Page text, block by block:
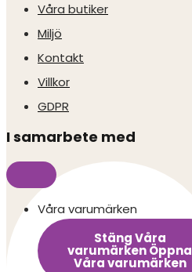
Våra butiker
Miljö
Kontakt
Villkor
GDPR
I samarbete med
Våra varumärken
Stäng Våra
varumärkenÖppna
Våra varumärken